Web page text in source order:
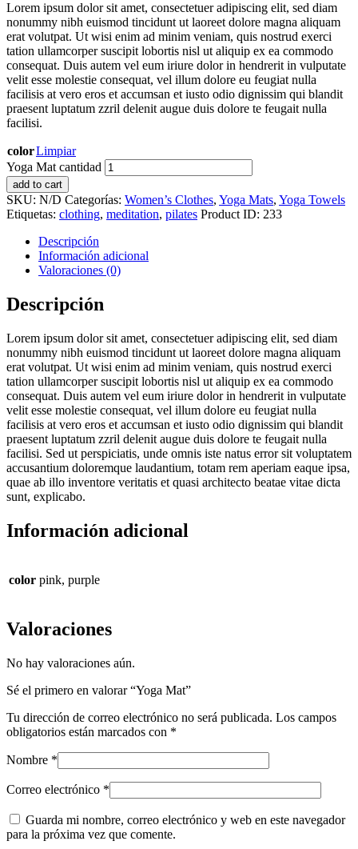
Lorem ipsum dolor sit amet, consectetuer adipiscing elit, sed diam
nonummy nibh euismod tincidunt ut laoreet dolore magna aliquam
erat volutpat. Ut wisi enim ad minim veniam, quis nostrud exerci
tation ullamcorper suscipit lobortis nisl ut aliquip ex ea commodo
consequat. Duis autem vel eum iriure dolor in hendrerit in vulputate
velit esse molestie consequat, vel illum dolore eu feugiat nulla
facilisis at vero eros et accumsan et iusto odio dignissim qui blandit
praesent luptatum zzril delenit augue duis dolore te feugait nulla
facilisi.
colorLimpiar
Yoga Mat cantidad
add to cart
SKU: N/D Categorías: Women’s Clothes, Yoga Mats, Yoga Towels
Etiquetas: clothing, meditation, pilates Product ID: 233
Descripción
Información adicional
Valoraciones (0)
Descripción
Lorem ipsum dolor sit amet, consectetuer adipiscing elit, sed diam
nonummy nibh euismod tincidunt ut laoreet dolore magna aliquam
erat volutpat. Ut wisi enim ad minim veniam, quis nostrud exerci
tation ullamcorper suscipit lobortis nisl ut aliquip ex ea commodo
consequat. Duis autem vel eum iriure dolor in hendrerit in vulputate
velit esse molestie consequat, vel illum dolore eu feugiat nulla
facilisis at vero eros et accumsan et iusto odio dignissim qui blandit
praesent luptatum zzril delenit augue duis dolore te feugait nulla
facilisi. Sed ut perspiciatis, unde omnis iste natus error sit voluptatem
accusantium doloremque laudantium, totam rem aperiam eaque ipsa,
quae ab illo inventore veritatis et quasi architecto beatae vitae dicta
sunt, explicabo.
Información adicional
color pink, purple
Valoraciones
No hay valoraciones aún.
Sé el primero en valorar “Yoga Mat”
Tu dirección de correo electrónico no será publicada. Los campos
obligatorios están marcados con *
Nombre *
Correo electrónico *
Guarda mi nombre, correo electrónico y web en este navegador
para la próxima vez que comente.